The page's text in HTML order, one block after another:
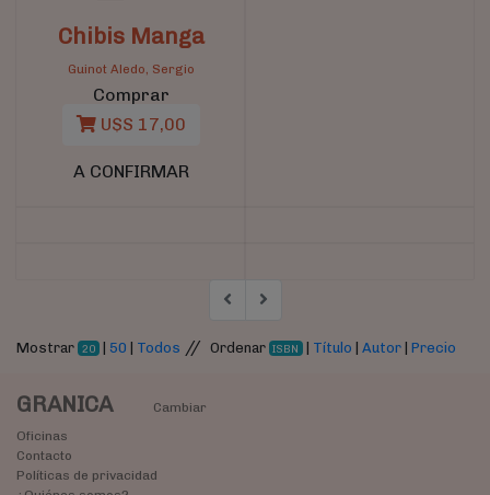
Chibis Manga
Guinot Aledo, Sergio
Comprar
U$S 17,00
A CONFIRMAR
Mostrar 20 | 50 | Todos // Ordenar ISBN | Título |Autor |Precio
GRANICA
Cambiar
Oficinas
Contacto
Políticas de privacidad